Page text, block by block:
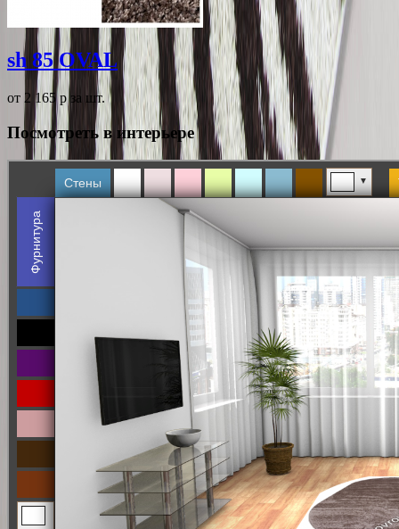
sh 85 OVAL
от 2 165 pза шт.
Посмотреть в интерьере